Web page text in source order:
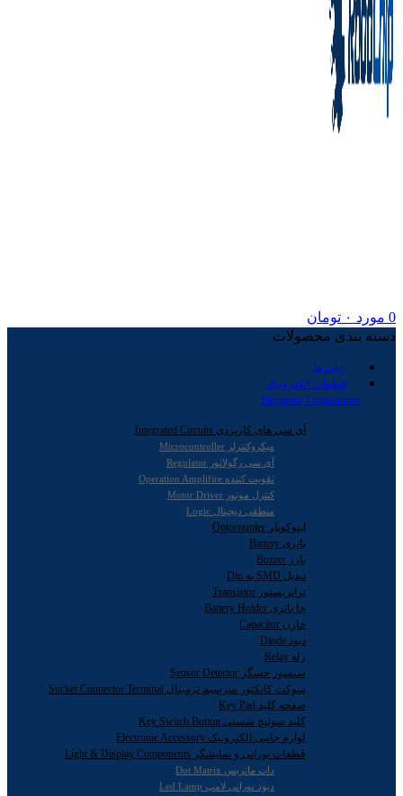
0 مورد ۰ تومان
دسته بندی محصولات
ربات ها
قطعات الکترونیک
Electronic Components
آی سی های کاربردی Integrated Circuits
میکروکنترلر Microcontroller
آی سی رگولاتور Regulator
تقویت کننده Operation Amplifire
کنترل موتور Motor Driver
منطقی دیجیتال Logic
اپتوکوپلر Optocoupler
باتری Battery
بازر Buzzer
تبدیل SMD به Dip
ترانزیستور Transistor
جا باتری Battery Holder
خازن Capacitor
دیود Diode
رله Relay
سنسور حسگر Sensor Detector
سوکت کانکتور سرسیم ترمینال Sucket Connector Terminal
صفحه کلید Key Pad
کلید سوئیچ شستی Key Switch Button
لوازم جانبی الکترونیک Electronic Accessory
قطعات نورانی و نمایشگر Light & Display Components
دات ماتریس Dot Matrix
دیود نورانی لامپ Led Lamp